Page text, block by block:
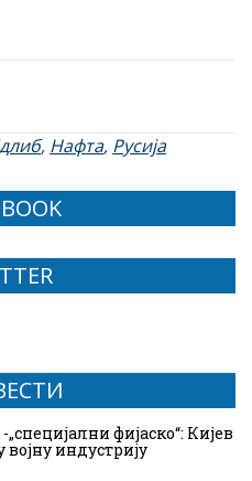
, Нафта, Русија
„специјални фијаско“: Кијев
војну индустрију